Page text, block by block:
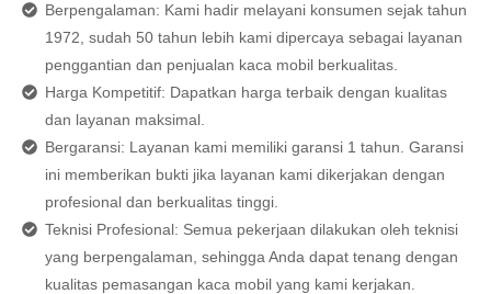
Berpengalaman: Kami hadir melayani konsumen sejak tahun
1972, sudah 50 tahun lebih kami dipercaya sebagai layanan
penggantian dan penjualan kaca mobil berkualitas.
Harga Kompetitif: Dapatkan harga terbaik dengan kualitas
dan layanan maksimal.
Bergaransi: Layanan kami memiliki garansi 1 tahun. Garansi
ini memberikan bukti jika layanan kami dikerjakan dengan
profesional dan berkualitas tinggi.
Teknisi Profesional: Semua pekerjaan dilakukan oleh teknisi
yang berpengalaman, sehingga Anda dapat tenang dengan
kualitas pemasangan kaca mobil yang kami kerjakan.